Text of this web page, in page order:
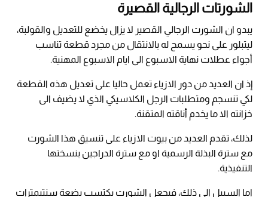
الشورتات الرجالية القصيرة
يبدو ان الشورت الرجالي القصير لا يزال يخضع للتعديل والقولبة،
ليتبلور على نحو يسمح له بالانتقال من مجرد قطعة تناسب
أجواء عطلات نهاية الاسبوع الى ايام الاسبوع المهنية.
إذ ان العديد من دور الازياء تعمل حاليا على تعديل هذه القطعة
لكي تنسجم ومتطلبات الرجل الكلاسيكي الذي لا يضيف الى
خزانته الا ما يخدم أناقته المتقنة.
لذلك، تقدم العديد من بيوت الازياء على تنسيق هذا الشورت
مع سترة البذلة الرسمية او مع سترة الدراجين بنسختها
التنفيذية.
اما السبيل الى ذلك، فبجعل الشورت يكتسب بضعة سنتيمترات